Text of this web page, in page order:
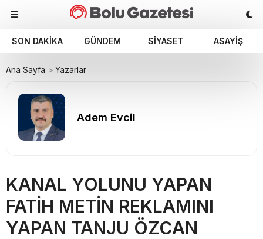
SON DAKIKA GÜNDEM SIYASET ASAYIŞ
Ana Sayfa Yazarlar
Adem Evcil
KANAL YOLUNU YAPAN
FATİH METİN REKLAMINI
YAPAN TANJU ÖZCAN